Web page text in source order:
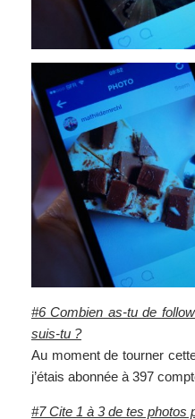
#6 Combien as-tu de
suis-tu ?
Au moment de tourner
j’étais abonnée à 397
#7 Cite 1 à 3 de tes photos